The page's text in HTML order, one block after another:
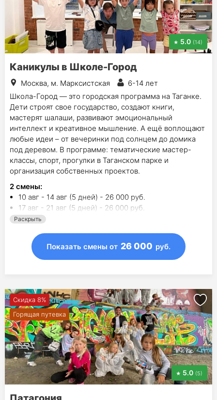
5.0 (14)
Каникулы в Школе-Город
Москва, м. Марксистская
6-14 лет
Школа-Город — это городская программа на Таганке.
Дети строят свое государство, создают книги,
мастерят шалаши, развивают эмоциональный
интеллект и креативное мышление. А ещё воплощают
любые идеи – от вечеринки под солнцем до домика
под деревом. В программе: тематические мастер-
классы, спорт, прогулки в Таганском парке и
организация собственных проектов.
2 смены:
10 авг - 14 авг (5 дней) - 26 000 руб.
17 авг - 21 авг (5 дней) - 26 000 руб.
Раскрыть
Показать смены от 26 000 руб.
Скидка 8%
Горящая путевка
5.0 (5)